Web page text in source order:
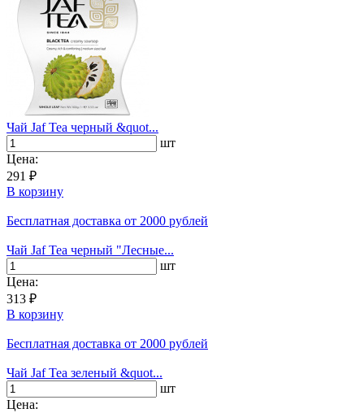
Чай Jaf Tea черный &quot...
шт
Цена:
291 ₽
В корзину
Бесплатная доставка от 2000 рублей
Чай Jaf Tea черный "Лесные...
шт
Цена:
313 ₽
В корзину
Бесплатная доставка от 2000 рублей
Чай Jaf Tea зеленый &quot...
шт
Цена: